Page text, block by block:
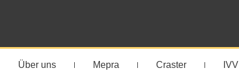
Über uns Mepra Craster IVV